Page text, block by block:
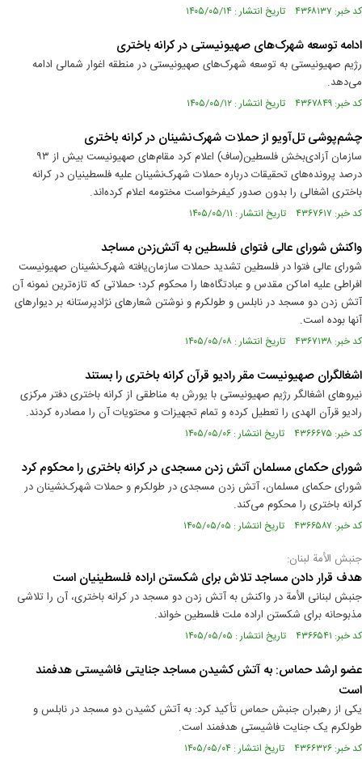
کد خبر: ۴۳۶۸۱۳۷ تاریخ انتشار : ۱۴۰۵/۰۵/۱۴
ادامه توسعه شهرک‌های صهیونیستی در کرانه باختری
رژیم صهیونیستی به توسعه شهرک‌های صهیونیستی در منطقه اغوار شمالی ادامه
می‌دهد.
کد خبر: ۴۳۶۷۸۴۹ تاریخ انتشار : ۱۴۰۵/۰۵/۱۲
چشم‌‌پوشی تل‌آویو از حملات شهرک‌نشینان در کرانه باختری
سازمان آزادی‌بخش فلسطین(ساف) اعلام کرد مقام‌های صهیونیست بیش از ۹۳
درصد پرونده‌های تحقیقات درباره حملات شهرک‌نشینان علیه فلسطینیان در کرانه
باختری اشغالی را بدون صدور کیفرخواست مختومه اعلام کرده‌اند.
کد خبر: ۴۳۶۷۶۱۷ تاریخ انتشار : ۱۴۰۵/۰۵/۱۱
واکنش شورای عالی فتوای فلسطین به آتش‌زدن مساجد
شورای عالی فتوا در فلسطین تشدید حملات سازمان‌یافته شهرک‌نشینان صهیونیست
افراطی علیه اماکن مقدس و عبادتگاه‌ها را محکوم کرد؛ حملاتی که تازه‌ترین نمونه آن
آتش زدن دو مسجد در نابلس و طولکرم و نوشتن شعارهای نژادپرستانه بر دیوارهای
آنها بوده است.
کد خبر: ۴۳۶۷۱۳۸ تاریخ انتشار : ۱۴۰۵/۰۵/۰۸
اشغالگران صهیونیست مقر رادیو قرآن کرانه باختری را بستند
نیروهای اشغالگر رژیم صهیونیستی با یورش به مناطقی از کرانه باختری دفتر مرکزی
رادیو قرآن الهدی را تعطیل کرده و تمام تجهیزات و محتویات آن را مصادره کردند.
کد خبر: ۴۳۶۶۶۷۵ تاریخ انتشار : ۱۴۰۵/۰۵/۰۶
شورای حکمای مسلمان آتش زدن مسجدی در کرانه باختری را محکوم کرد
شورای حکمای مسلمان، آتش زدن مسجدی در طولکرم و حملات شهرک‌نشینان در
کرانه باختری را محکوم می‌کند.
کد خبر: ۴۳۶۶۵۸۷ تاریخ انتشار : ۱۴۰۵/۰۵/۰۵
جنبش الأمة لبنان:
هدف قرار دادن مساجد تلاش برای شکستن اراده فلسطینیان است
جنبش لبنانی الأمة در واکنش به آتش زدن دو مسجد در کرانه باختری، آن را تلاشی
مذبوحانه برای شکستن اراده ملت فلسطین خواند.
کد خبر: ۴۳۶۶۵۴۱ تاریخ انتشار : ۱۴۰۵/۰۵/۰۵
عضو ارشد حماس: به آتش کشیدن مساجد جنایتی فاشیستی هدفمند
است
یکی از رهبران جنبش حماس تأکید کرد: به آتش کشیدن دو مسجد در نابلس و
طولکرم یک جنایت فاشیستی هدفمند است.
کد خبر: ۴۳۶۶۳۲۶ تاریخ انتشار : ۱۴۰۵/۰۵/۰۴